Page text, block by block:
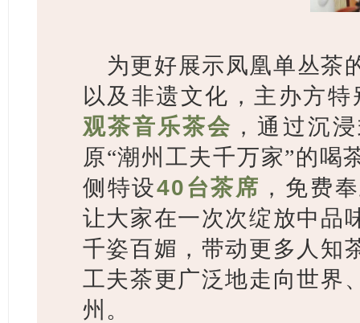
为更好展示凤凰单丛茶
以及非遗文化，主办方特
观茶音乐茶会 ， 通过沉
原“潮州工夫千万家”的喝
侧 特设40台茶席 ， 免费
让大家在一次次绽放中品
千姿百媚， 带动更多人知
工夫茶更广泛地走向世界
州。